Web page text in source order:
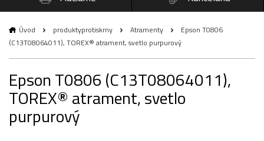
Úvod produktyprotiskrny Atramenty
Epson T0806
(C13T08064011), TOREX® atrament, svetlo purpurový
Epson T0806 (C13T08064011),
TOREX® atrament, svetlo
purpurový